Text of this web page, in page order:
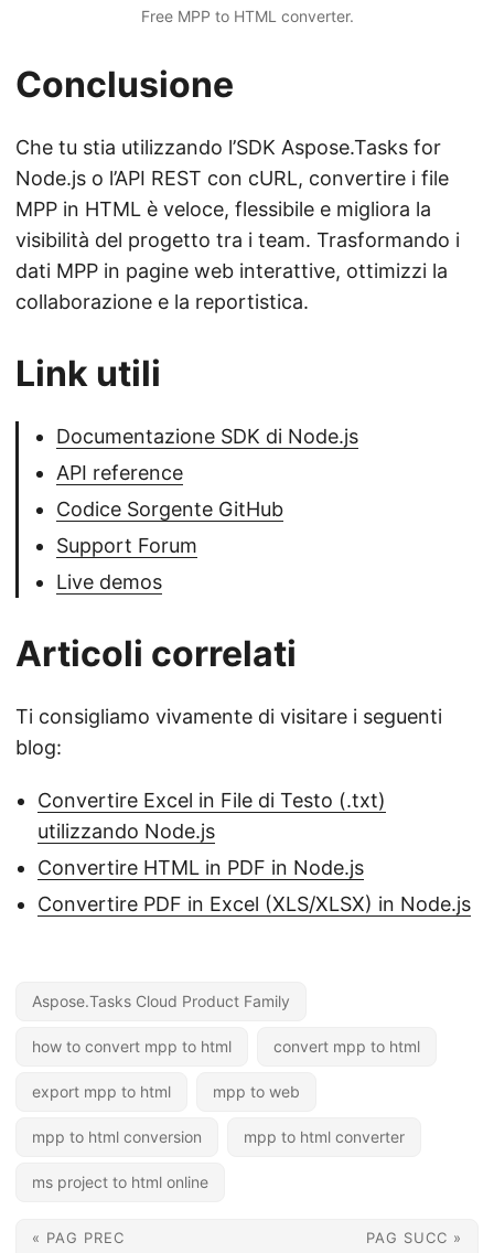
Free MPP to HTML converter.
Conclusione
Che tu stia utilizzando l’SDK Aspose.Tasks for
Node.js o l’API REST con cURL, convertire i file
MPP in HTML è veloce, flessibile e migliora la
visibilità del progetto tra i team. Trasformando i
dati MPP in pagine web interattive, ottimizzi la
collaborazione e la reportistica.
Link utili
Documentazione SDK di Node.js
API reference
Codice Sorgente GitHub
Support Forum
Live demos
Articoli correlati
Ti consigliamo vivamente di visitare i seguenti
blog:
Convertire Excel in File di Testo (.txt)
utilizzando Node.js
Convertire HTML in PDF in Node.js
Convertire PDF in Excel (XLS/XLSX) in Node.js
Aspose.Tasks Cloud Product Family
how to convert mpp to html convert mpp to html
export mpp to html mpp to web
mpp to html conversion mpp to html converter
ms project to html online
« PAG PREC PAG SUCC »